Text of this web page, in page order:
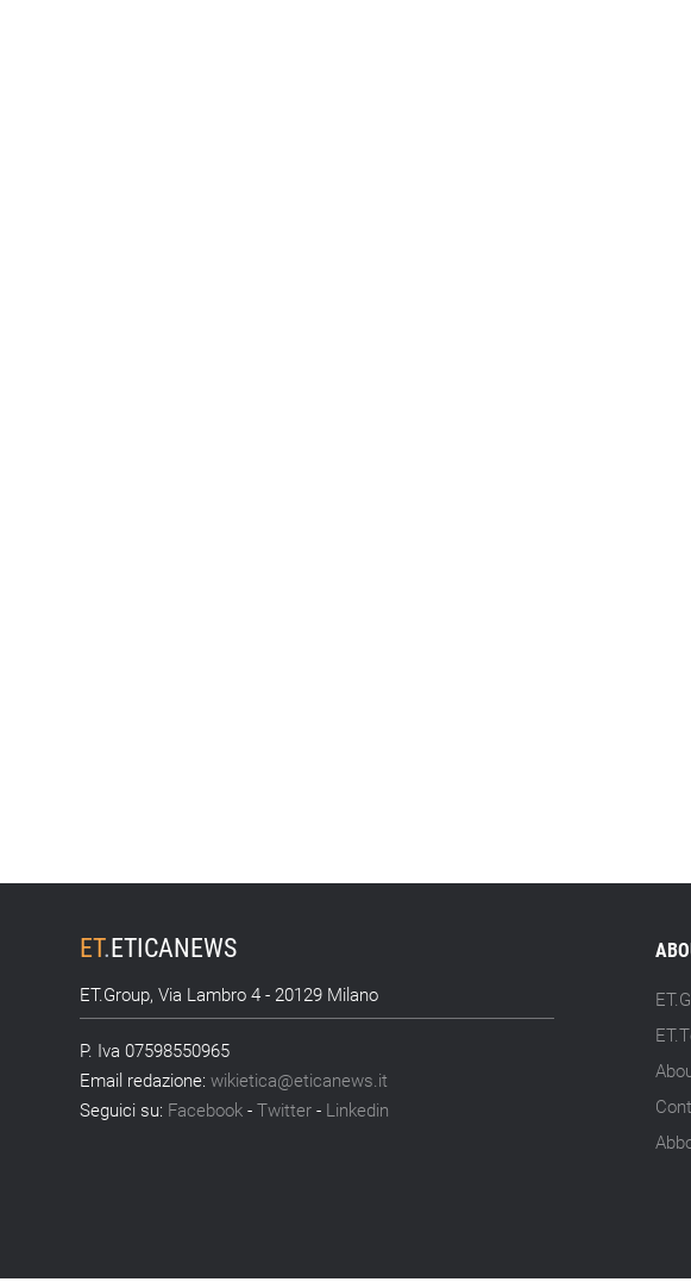
ET.ETICANEWS
ET.Group, Via Lambro 4 - 20129 Milano
P. Iva 07598550965
Email redazione:wikietica@eticanews.it
Seguici su: Facebook -Twitter - Linkedin